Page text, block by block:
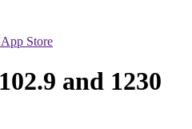
Store
and 1230